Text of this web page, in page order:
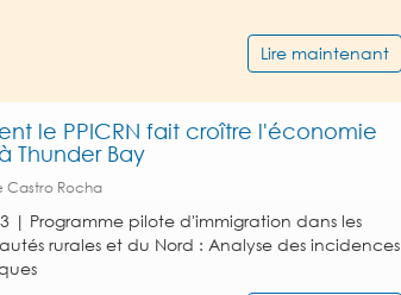
Lire maintenant
le PPICRN fait croître l'économie
Thunder Bay
Castro Rocha
| Programme pilote d'immigration dans les
rurales et du Nord : Analyse des incidences